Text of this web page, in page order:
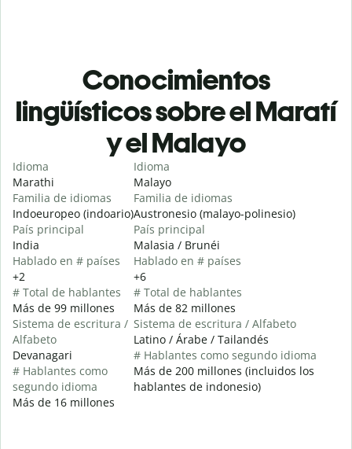
Conocimientos
lingüísticos sobre el Maratí
y el Malayo
Idioma
Marathi
Familia de idiomas
Indoeuropeo (indoario)
País principal
India
Hablado en # países
+2
# Total de hablantes
Más de 99 millones
Sistema de escritura /
Alfabeto
Devanagari
# Hablantes como
segundo idioma
Más de 16 millones
Idioma
Malayo
Familia de idiomas
Austronesio (malayo-polinesio)
País principal
Malasia / Brunéi
Hablado en # países
+6
# Total de hablantes
Más de 82 millones
Sistema de escritura / Alfabeto
Latino / Árabe / Tailandés
# Hablantes como segundo idioma
Más de 200 millones (incluidos los
hablantes de indonesio)